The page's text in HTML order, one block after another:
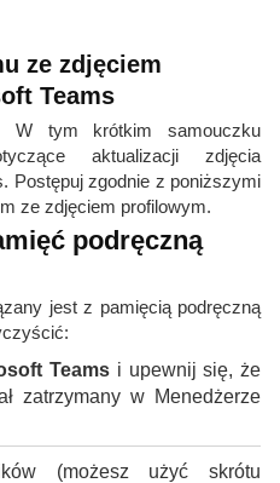
ze zdjęciem
Teams
W tym krótkim samouczku
aktualizacji zdjęcia
Postępuj zgodnie z poniższymi
ze zdjęciem profilowym.
podręczną
jest z pamięcią podręczną
Teams i upewnij się, że
zatrzymany w Menedżerze
(możesz użyć skrótu